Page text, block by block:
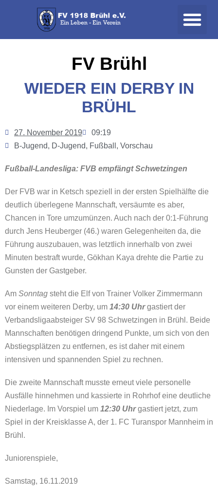
FV Brühl
WIEDER EIN DERBY IN
BRÜHL
27. November 2019
09:19
B-Jugend, D-Jugend, Fußball , Vorschau
Fußball-Landesliga: FVB empfängt Schwetzingen
Der FVB war in Ketsch speziell in der ersten Spielhälfte die
deutlich überlegene Mannschaft, versäumte es aber,
Chancen in Tore umzumünzen. Auch nach der 0:1-Führung
durch Jens Heuberger (46.) waren Gelegenheiten da, die
Führung auszubauen, was letztlich innerhalb von zwei
Minuten bestraft wurde, Gökhan Kaya drehte die Partie zu
Gunsten der Gastgeber.
Am Sonntag steht die Elf von Trainer Volker Zimmermann
vor einem weiteren Derby, um 14:30 Uhrgastiert der
Verbandsligaabsteiger SV 98 Schwetzingen in Brühl. Beide
Mannschaften benötigen dringend Punkte, um sich von den
Abstiegsplätzen zu entfernen, es ist daher mit einem
intensiven und spannenden Spiel zu rechnen.
Die zweite Mannschaft musste erneut viele personelle
Ausfälle hinnehmen und kassierte in Rohrhof eine deutliche
Niederlage. Im Vorspiel um 12:30 Uhrgastiert jetzt, zum
Spiel in der Kreisklasse A, der 1. FC Turanspor Mannheim in
Brühl.
Juniorenspiele,
Samstag, 16.11.2019